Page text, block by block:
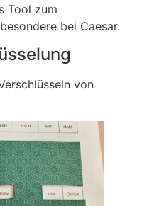
Tool zum
bei Caesar.
von